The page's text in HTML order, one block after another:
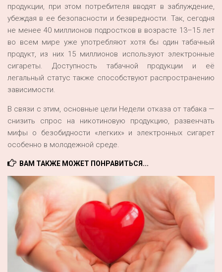
продукции, при этом потребителя вводят в заблуждение,
убеждая в ее безопасности и безвредности. Так, сегодня
не менее 40 миллионов подростков в возрасте 13–15 лет
во всем мире уже употребляют хотя бы один табачный
продукт, из них 15 миллионов используют электронные
сигареты. Доступность табачной продукции и её
легальный статус также способствуют распространению
зависимости.
В связи с этим, основные цели Недели отказа от табака —
снизить спрос на никотиновую продукцию, развенчать
мифы о безобидности «легких» и электронных сигарет
особенно в молодежной среде.
ВАМ ТАКЖЕ МОЖЕТ ПОНРАВИТЬСЯ...